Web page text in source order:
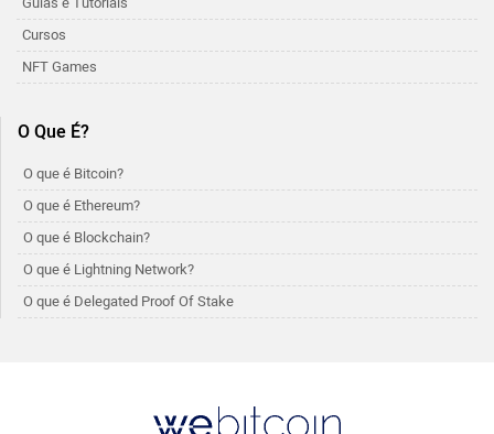
Cursos
NFT Games
O Que É?
O que é Bitcoin?
O que é Ethereum?
O que é Blockchain?
O que é Lightning Network?
O que é Delegated Proof Of Stake